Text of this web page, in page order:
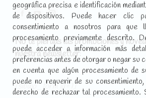
Encuéntranos en:
Facebook
page
opens
in
new
window
YouTube
page
opens
in
new
window
Instagram
page
opens
in
new
window
No te pierdas las promociones y
nuestra newsletter:
[sibwp_form id=1]
geográfica precisa e identificación
de dispositivos. Puede hacer clic
consentimiento a nosotros para que
procesamiento previamente descrito.
puede acceder a información más
preferencias antes de otorgar o negar su
en cuenta que algún procesamiento de
puede no requerir de su
derecho de rechazar tal